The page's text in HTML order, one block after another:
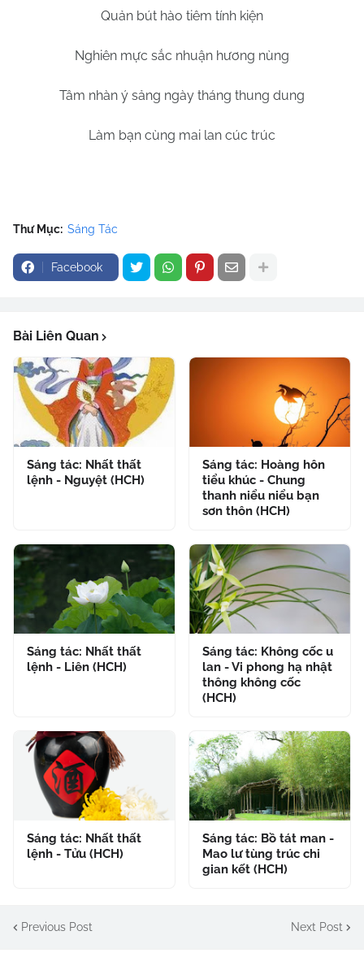
Quản bút hào tiêm tính kiện
Nghiên mực sắc nhuận hương nùng
Tâm nhàn ý sảng ngày tháng thung dung
Làm bạn cùng mai lan cúc trúc
Thư Mục: Sáng Tác
Facebook
Bài Liên Quan
Sáng tác: Nhất thất
lệnh - Nguyệt (HCH)
Sáng tác: Hoàng hôn
tiểu khúc - Chung
thanh niểu niểu bạn
sơn thôn (HCH)
Sáng tác: Nhất thất
lệnh - Liên (HCH)
Sáng tác: Không cốc u
lan - Vi phong hạ nhật
thông không cốc
(HCH)
Sáng tác: Nhất thất
lệnh - Tửu (HCH)
Sáng tác: Bồ tát man -
Mao lư tùng trúc chi
gian kết (HCH)
Previous Post Next Post